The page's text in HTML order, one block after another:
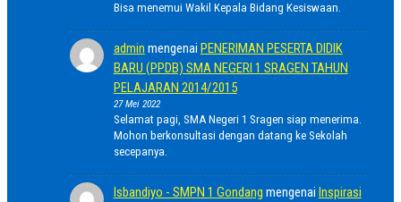
Bisa menemui Wakil Kepala Bidang Kesiswaan.
admin mengenai PENERIMAN PESERTA DIDIK
BARU (PPDB) SMA NEGERI 1 SRAGEN TAHUN
PELAJARAN 2014/2015
27 Mei 2022
Selamat pagi, SMA Negeri 1 Sragen siap menerima.
Mohon berkonsultasi dengan datang ke Sekolah
secepanya.
Isbandiyo - SMPN 1 Gondang mengenai Inspirasi